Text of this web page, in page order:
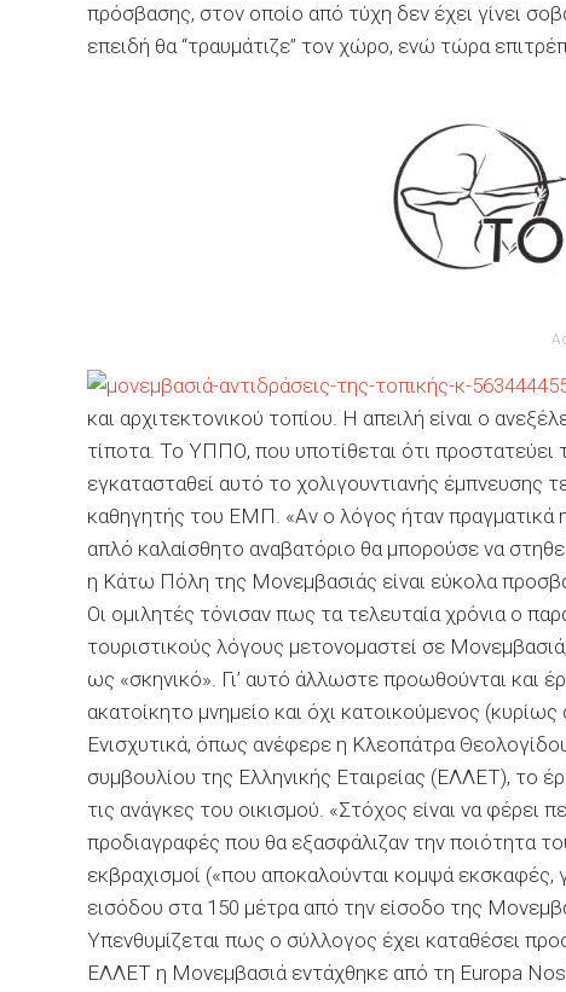
πρόσβασης, στον οποίο από τύχη δεν έχει γίνει
επειδή θα “τραυμάτιζε” τον χώρο, ενώ τώρα
και αρχιτεκτονικού τοπίου. Η απειλή είναι ο
τίποτα. Το ΥΠΠΟ, που υποτίθεται ότι προστατεύει
εγκατασταθεί αυτό το χολιγουντιανής
καθηγητής του ΕΜΠ. «Αν ο λόγος ήταν πραγματικά
απλό καλαίσθητο αναβατόριο θα μπορούσε να
η Κάτω Πόλη της Μονεμβασιάς είναι εύκολα
Οι ομιλητές τόνισαν πως τα τελευταία χρόνια ο
τουριστικούς λόγους μετονομαστεί σε
ως «σκηνικό». Γι’ αυτό άλλωστε προωθούνται και
ακατοίκητο μνημείο και όχι κατοικούμενος
Ενισχυτικά, όπως ανέφερε η Κλεοπάτρα
συμβουλίου της Ελληνικής Εταιρείας (ΕΛΛΕΤ), το
τις ανάγκες του οικισμού. «Στόχος είναι να φέρει
προδιαγραφές που θα εξασφάλιζαν την ποιότητα
εκβραχισμοί («που αποκαλούνται κομψά εκσκαφές,
εισόδου στα 150 μέτρα από την είσοδο της
Υπενθυμίζεται πως ο σύλλογος έχει καταθέσει
ΕΛΛΕΤ η Μονεμβασιά εντάχθηκε από τη Europa